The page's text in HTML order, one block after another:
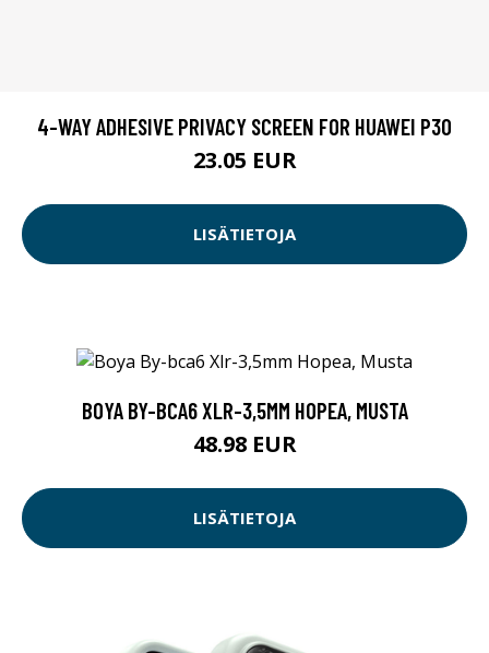
4-WAY ADHESIVE PRIVACY SCREEN FOR HUAWEI P30
23.05 EUR
LISÄTIETOJA
BOYA BY-BCA6 XLR-3,5MM HOPEA, MUSTA
48.98 EUR
LISÄTIETOJA